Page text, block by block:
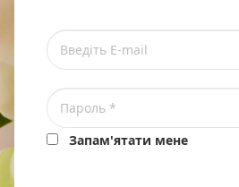
Запам'ятати мене